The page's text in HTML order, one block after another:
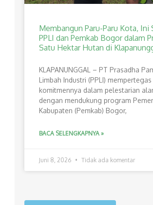
Membangun Paru-Paru Kota, Ini
PPLI dan Pemkab Bogor dalam
Satu Hektar Hutan di
​KLAPANUNGGAL – PT Prasadha
Limbah Industri (PPLI) mempertegas
komitmennya dalam pelestarian
dengan mendukung program
Kabupaten (Pemkab) Bogor,
BACA SELENGKAPNYA »
Juni 8, 2026 Tidak ada komentar